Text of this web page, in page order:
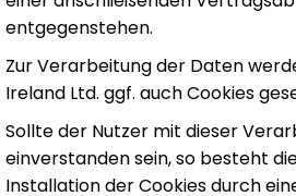
entgegenstehen.
Zur Verarbeitung der Daten
Ireland Ltd. ggf. auch Cookies
Sollte der Nutzer mit dieser
einverstanden sein, so besteht
Installation der Cookies durch